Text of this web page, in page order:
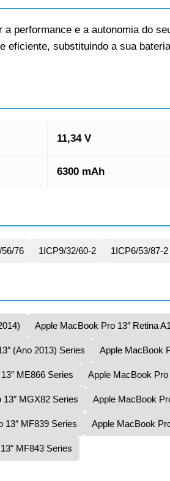
performance e a autonomia do
eficiente, substituindo a sua
11,34 V
6300 mAh
76 1ICP9/32/60-2 1ICP6/53/87-2
Apple MacBook Pro 13″ Retina
(Ano 2013) Series Apple MacBook
ME866 Series Apple MacBook Pro
MGX82 Series Apple MacBook
13″ MF839 Series Apple MacBook
MF843 Series